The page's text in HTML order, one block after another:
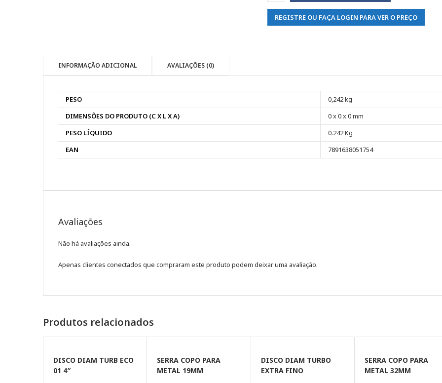
REGISTRE OU FAÇA LOGIN PARA VER O PREÇO
INFORMAÇÃO ADICIONAL AVALIAÇÕES (0)
PESO
0,242 kg
DIMENSÕES DO PRODUTO (C X L X A)
0 x 0 x 0 mm
PESO LÍQUIDO
0.242 Kg
EAN
7891638051754
Avaliações
Não há avaliações ainda.
Apenas clientes conectados que compraram este produto podem deixar uma avaliação.
Produtos relacionados
DISCO DIAM TURB ECO
01 4″
SERRA COPO PARA
METAL 19MM
DISCO DIAM TURBO
EXTRA FINO
SERRA COPO PARA
METAL 32MM